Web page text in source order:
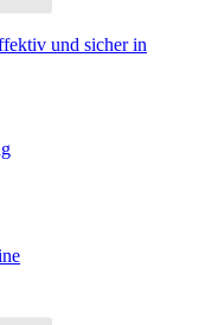
und sicher in